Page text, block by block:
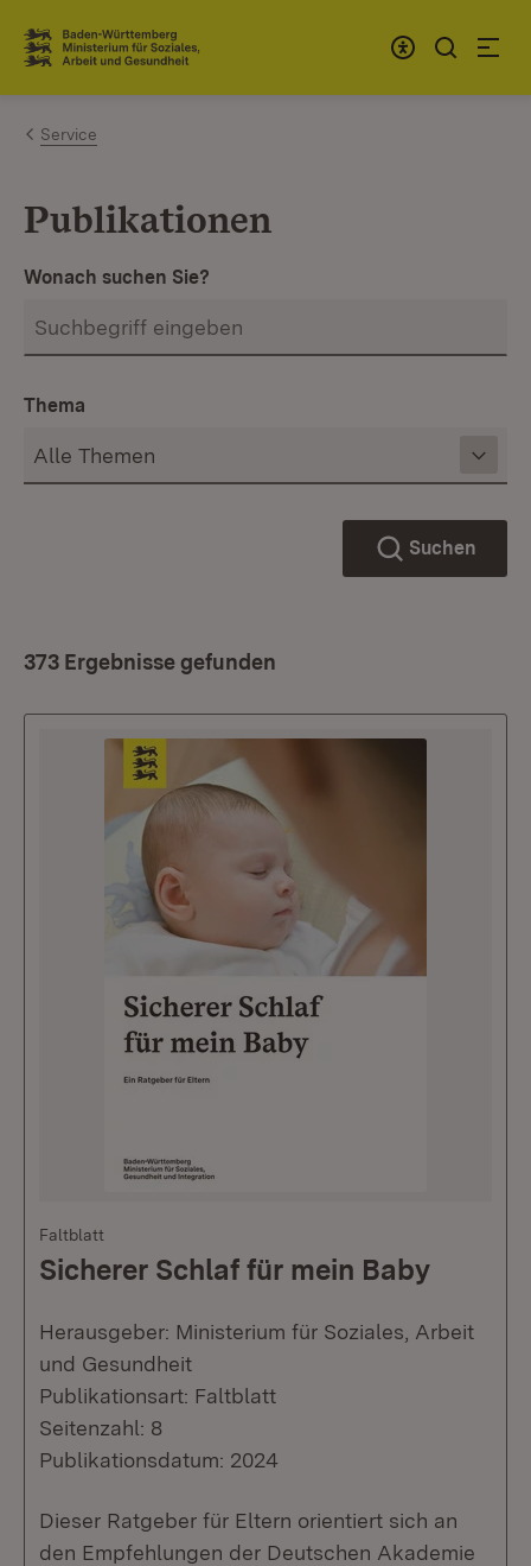
Zum Inhalt springen
Link zur Startseite
Service
Publikationen
Wonach suchen Sie?
Thema
Suchen
373 Ergebnisse gefunden
Faltblatt
Sicherer Schlaf für mein Baby
Herausgeber: Ministerium für Soziales, Arbeit
und Gesundheit
Publikationsart: Faltblatt
Seitenzahl: 8
Publikationsdatum: 2024
Dieser Ratgeber für Eltern orientiert sich an
den Empfehlungen der Deutschen Akademie